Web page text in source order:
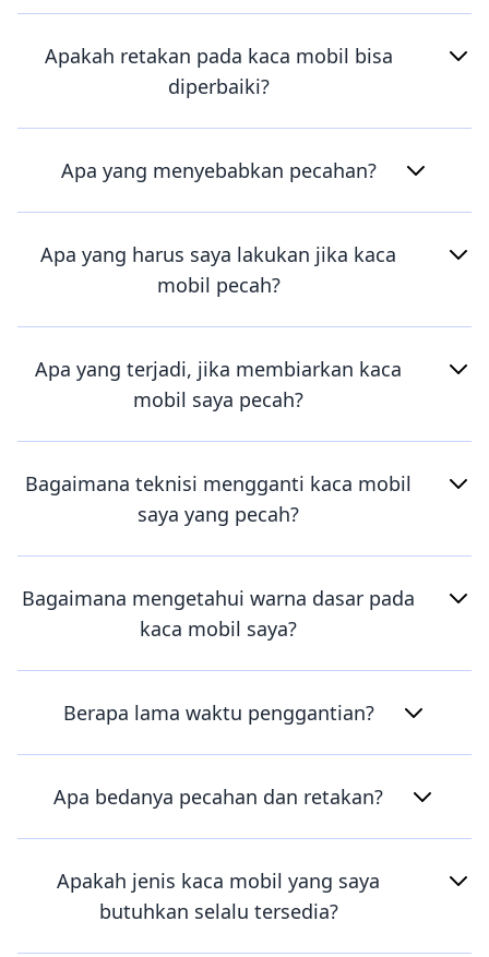
Apakah retakan pada kaca mobil bisa
diperbaiki?
Apa yang menyebabkan pecahan?
Apa yang harus saya lakukan jika kaca
mobil pecah?
Apa yang terjadi, jika membiarkan kaca
mobil saya pecah?
Bagaimana teknisi mengganti kaca mobil
saya yang pecah?
Bagaimana mengetahui warna dasar pada
kaca mobil saya?
Berapa lama waktu penggantian?
Apa bedanya pecahan dan retakan?
Apakah jenis kaca mobil yang saya
butuhkan selalu tersedia?